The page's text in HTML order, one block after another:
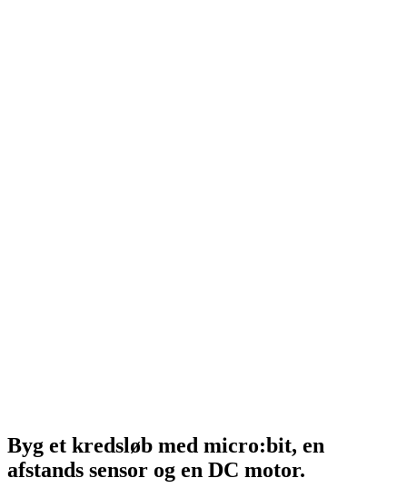
Byg et kredsløb med micro:bit, en
afstands sensor og en DC motor.